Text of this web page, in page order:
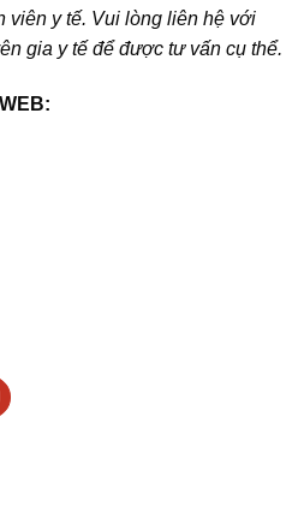
viên y tế. Vui lòng liên hệ với
gia y tế để được tư vấn cụ thể.